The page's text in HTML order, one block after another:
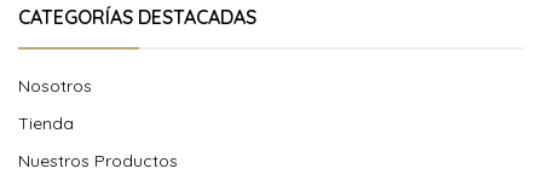
CATEGORÍAS DESTACADAS
Nosotros
Tienda
Nuestros Productos